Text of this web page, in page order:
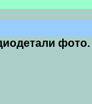
фото.